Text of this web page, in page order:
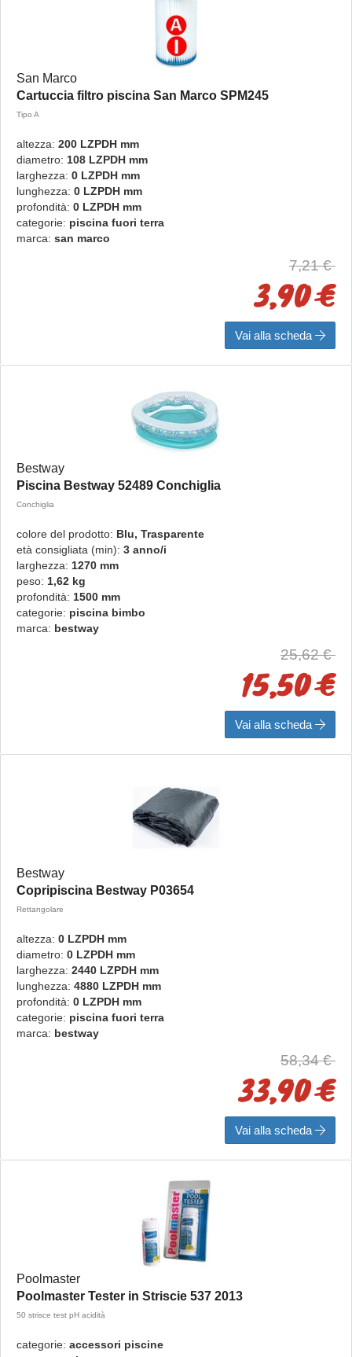
San Marco
Cartuccia filtro piscina San Marco SPM245
Tipo A
altezza: 200 LZPDH mm
diametro: 108 LZPDH mm
larghezza: 0 LZPDH mm
lunghezza: 0 LZPDH mm
profondità: 0 LZPDH mm
categorie: piscina fuori terra
marca: san marco
7,21 €
3,90 €
Vai alla scheda
Bestway
Piscina Bestway 52489 Conchiglia
Conchiglia
colore del prodotto: Blu, Trasparente
età consigliata (min): 3 anno/i
larghezza: 1270 mm
peso: 1,62 kg
profondità: 1500 mm
categorie: piscina bimbo
marca: bestway
25,62 €
15,50 €
Vai alla scheda
Bestway
Copripiscina Bestway P03654
Rettangolare
altezza: 0 LZPDH mm
diametro: 0 LZPDH mm
larghezza: 2440 LZPDH mm
lunghezza: 4880 LZPDH mm
profondità: 0 LZPDH mm
categorie: piscina fuori terra
marca: bestway
58,34 €
33,90 €
Vai alla scheda
Poolmaster
Poolmaster Tester in Striscie 537 2013
50 strisce test pH acidità
categorie: accessori piscine